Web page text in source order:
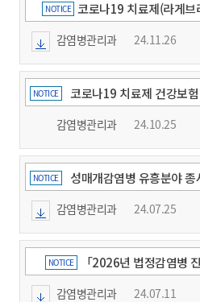
NOTICE 코로나19 치료제(라게브
감염병관리과 24.11.26
NOTICE
코로나19 치료제 건강보
과의 병행사용
감염병관리과 24.10.25
NOTICE
성매개감염병 유흥분야
림서비스 제
감염병관리과 24.07.25
NOTICE 「2026년 법정감염병
감염병관리과 24.07.11